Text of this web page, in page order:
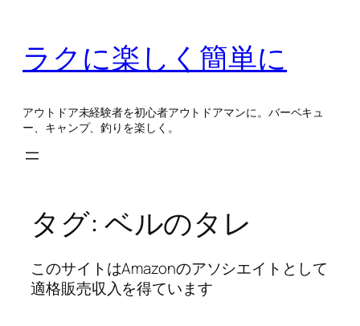
ラクに楽しく簡単に
アウトドア未経験者を初心者アウトドアマンに。バーベキュ
ー、キャンプ、釣りを楽しく。
タグ: ベルのタレ
このサイトはAmazonのアソシエイトとして
適格販売収入を得ています